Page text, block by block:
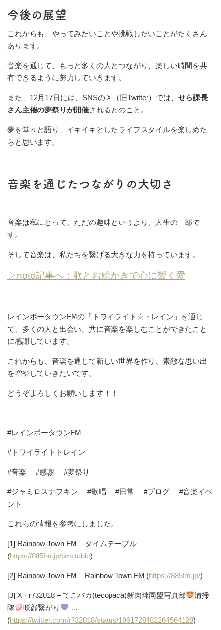
今後の展望
これからも、やってみたいことや挑戦したいことがたくさん
あります。
音楽を通じて、もっと多くの人とつながり、楽しい時間を共
有できるように努力していきます。
また、12月17日には、SNSのＸ（旧Twitter）では、 せら課長
さん主催の夢祭りが開催されるとのこと。
夢を堂々と語り、イキイキとしたライフスタイルを楽しめた
らと思います。
音楽を通じたつながりの大切さ
音楽は私にとって、ただの趣味というより、人生の一部で
す。
そして音楽は、私たちを繋げる大きな力を持っています。
▷note記事へ：歌とお絵かきで心に響く愛
レインボータウンFMの「トワイライト☆トレイン」を通じ
て、多くの人と出会い、共に音楽を楽しむことができたこと
に感謝しています。
これからも、音楽を通じて新しい世界を作り、素敵な思い出
を増やしていきたいです。
どうぞよろしくお願いします！！
#レインボータウンFM
#トワイライトトレイン
#音楽 #感謝 #夢祭り
#ジャミロスナフキン #歌唱 #日常 #ブログ #音楽イベ
ント
これらの情報を参考にしました。
[1] Rainbow Town FM – タイムテーブル
(https://885fm.jp/timetable)
[2] Rainbow Town FM – Rainbow Town FM (https://885fm.jp/)
[3] X · r732018 – てこパカ(tecopaca)新肉球同盟写真部
清掃
隊
咲顔繋がり
…
(https://twitter.com/r732018/status/1861728482264564128)